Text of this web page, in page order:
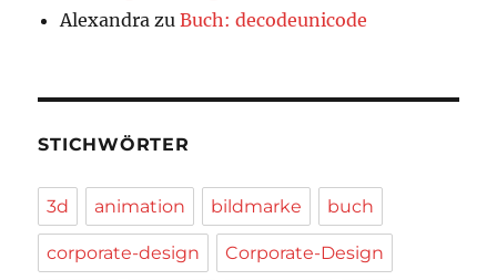
Alexandra zuBuch: decodeunicode
STICHWÖRTER
3d animation bildmarke buch
corporate-design Corporate-Design